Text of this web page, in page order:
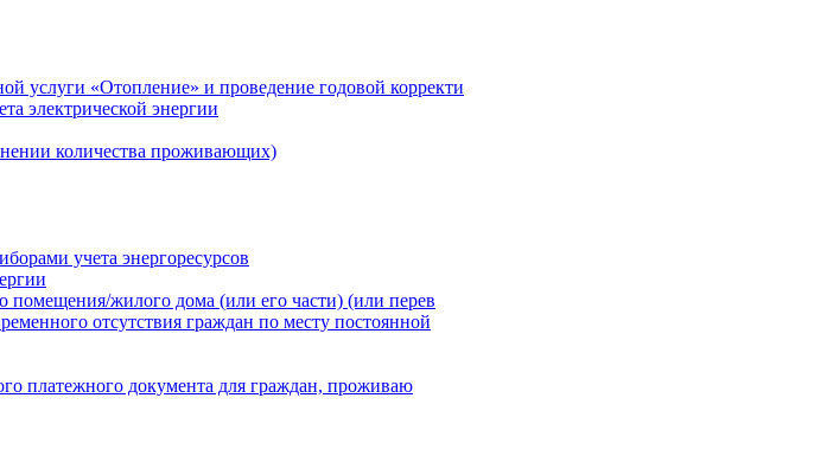
услуги «Отопление» и проведение годовой корректи
электрической энергии
количества проживающих)
учета энергоресурсов
помещения/жилого дома (или его части) (или перев
отсутствия граждан по месту постоянной
платежного документа для граждан, проживаю